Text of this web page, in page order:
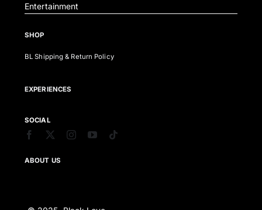
Entertainment
SHOP
BL Shipping & Return Policy
EXPERIENCES
SOCIAL
ABOUT US